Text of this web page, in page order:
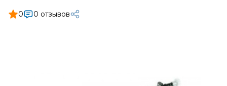
0 0 отзывов